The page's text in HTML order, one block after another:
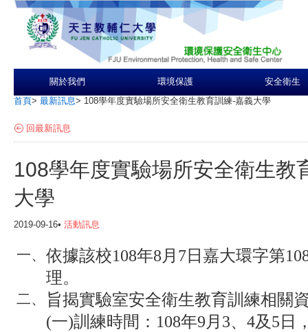
關於我們 環境保護 安全衛生
首頁> 最新訊息> 108學年度實驗場所安全衛生教育訓練-嘉義大學
回最新訊息
108學年度實驗場所安全衛生教
大學
2019-09-16• 活動訊息
一、 依據該校108年8月7日嘉大環字第
理。
二、
旨揭實驗室安全衛生教育訓練相關
(一)訓練時間：108年9月3、4及5日